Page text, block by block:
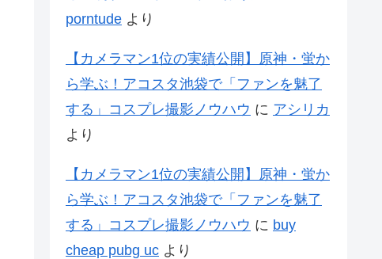
porntude より
【カメラマン1位の実績公開】原神・蛍か
ら学ぶ！アコスタ池袋で「ファンを魅了
する」コスプレ撮影ノウハウ に アシリカ
より
【カメラマン1位の実績公開】原神・蛍か
ら学ぶ！アコスタ池袋で「ファンを魅了
する」コスプレ撮影ノウハウ に buy
cheap pubg uc より